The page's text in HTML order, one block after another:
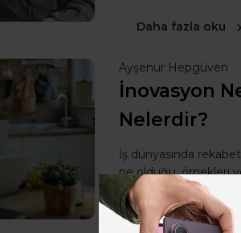
Daha fazla oku
Ayşenur Hepgüven
İnovasyon
Nelerdir?
İş dünyasında
ne olduğu, örnekleri
İnovasyonunuzu
Daha fazla oku